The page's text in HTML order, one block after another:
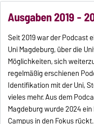
Ausgaben 2019 -
Seit 2019 war der Podcast
Uni Magdeburg, über die
Möglichkeiten, sich
regelmäßig erschienen
Identifikation mit der Uni,
vieles mehr. Aus dem
Magdeburg wurde 2024
Campus in den Fokus rückt.